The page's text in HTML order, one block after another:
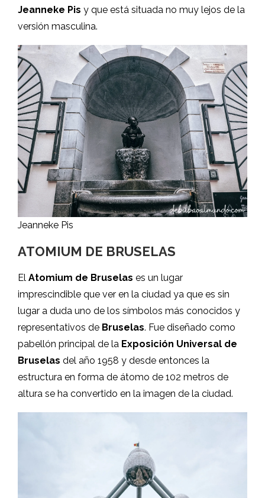
Jeanneke Pis y que está situada no muy lejos de la
versión masculina.
Jeanneke Pis
ATOMIUM DE BRUSELAS
El Atomium de Bruselas es un lugar
imprescindible que ver en la ciudad ya que es sin
lugar a duda uno de los símbolos más conocidos y
representativos de Bruselas. Fue diseñado como
pabellón principal de la Exposición Universal de
Bruselas del año 1958 y desde entonces la
estructura en forma de átomo de 102 metros de
altura se ha convertido en la imagen de la ciudad.